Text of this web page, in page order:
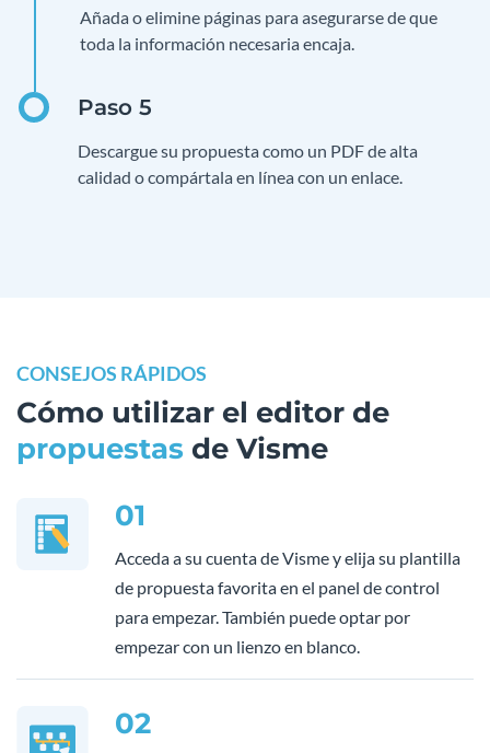
Añada o elimine páginas para asegurarse de que
toda la información necesaria encaja.
Descargue su propuesta como un PDF de alta
calidad o compártala en línea con un enlace.
CONSEJOS RÁPIDOS
Cómo utilizar el editor de
propuestas de Visme
01
Acceda a su cuenta de Visme y elija su plantilla
de propuesta favorita en el panel de control
para empezar. También puede optar por
empezar con un lienzo en blanco.
02